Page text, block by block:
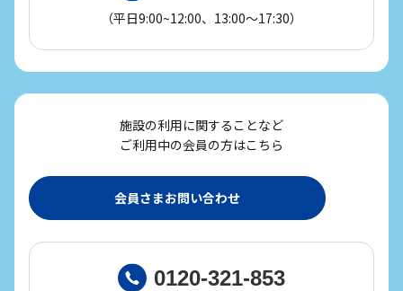
（平日9:00~12:00、13:00～17:30）
施設の利用に関することなど
ご利用中の会員の方はこちら
会員さまお問い合わせ
0120-321-853